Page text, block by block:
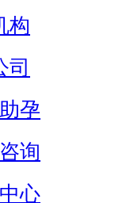
构
司
孕
询
心